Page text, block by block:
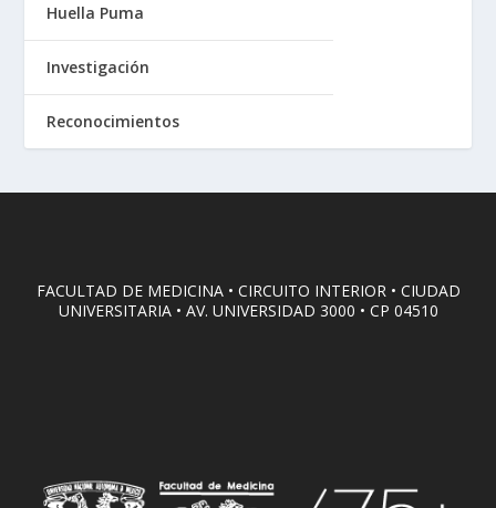
Huella Puma
Investigación
Reconocimientos
FACULTAD DE MEDICINA • CIRCUITO INTERIOR • CIUDAD
UNIVERSITARIA • AV. UNIVERSIDAD 3000 • CP 04510